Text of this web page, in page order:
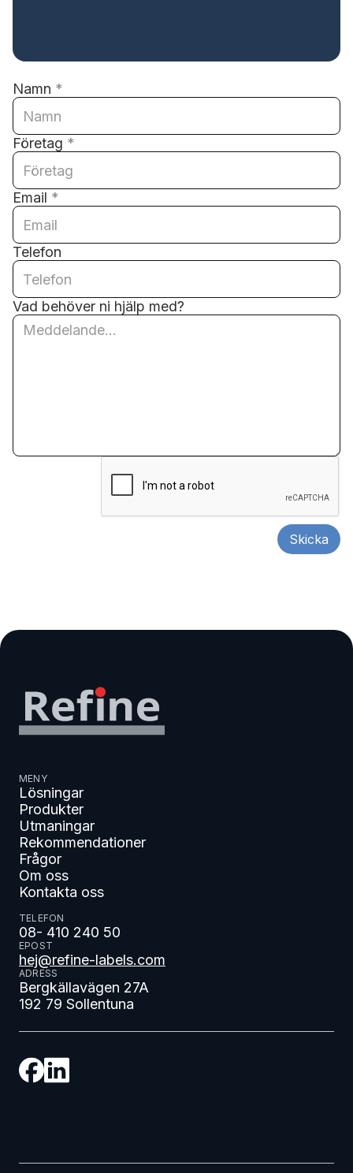
Namn *
Företag *
Email *
Telefon
Vad behöver ni hjälp med?
MENY
Lösningar
Produkter
Utmaningar
Rekommendationer
Frågor
Om oss
Kontakta oss
TELEFON
08- 410 240 50
EPOST
hej@refine-labels.com
ADRESS
Bergkällavägen 27A
192 79 Sollentuna